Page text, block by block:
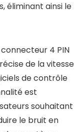
éliminant ainsi le
connecteur 4 PIN
de la vitesse
de contrôle
est
souhaitant
le bruit en